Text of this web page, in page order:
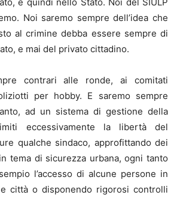
Noi saremo sempre dell’idea che
al crimine debba essere sempre di
e mai del privato cittadino.
contrari alle ronde, ai comitati
per hobby. E saremo sempre
ad un sistema di gestione della
eccessivamente la libertà del
qualche sindaco, approfittando dei
tema di sicurezza urbana, ogni tanto
l’accesso di alcune persone in
città o disponendo rigorosi controlli